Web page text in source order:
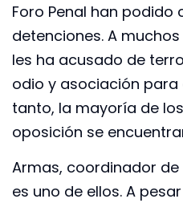
Foro Penal han podido
detenciones. A
les ha acusado de
odio y asociación para
tanto, la mayoría de
oposición se
Armas, coordinador
es uno de ellos. A